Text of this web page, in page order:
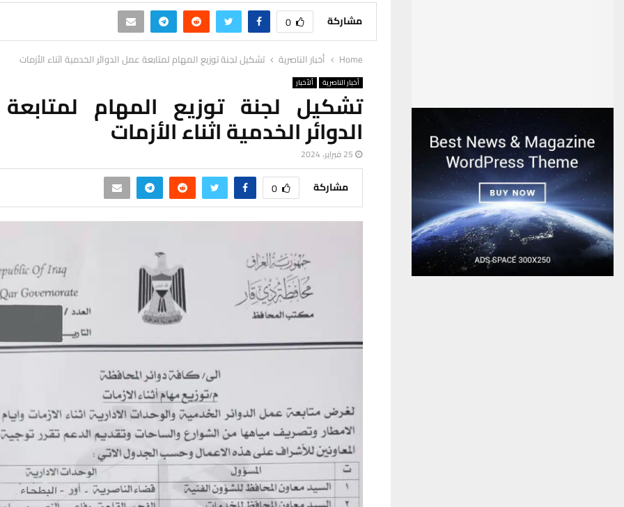
مشاركة 0
Home أخبار الناصرية تشكيل لجنة توزيع المهام لمتابعة عمل الدوائر الخدمية اثناء الأزمات
أخبار الناصرية ألأخبار
تشكيل لجنة توزيع المهام
الدوائر الخدمية اثناء الأزمات
25 فبراير، 2024
مشاركة 0